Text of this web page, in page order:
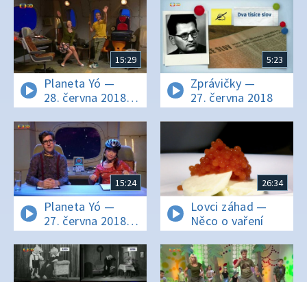
Amazonie I.
15:29
Planeta Yó —
28. června 2018
16:25
5:23
Zprávičky —
27. června 2018
15:24
Planeta Yó —
27. června 2018
16:26
26:34
Lovci záhad —
Něco o vaření